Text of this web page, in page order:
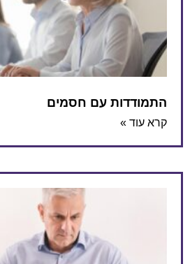
התמודדות עם חסמים
קרא עוד »